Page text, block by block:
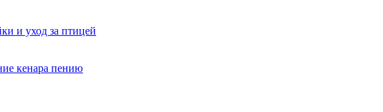
и уход за птицей
кенара пению